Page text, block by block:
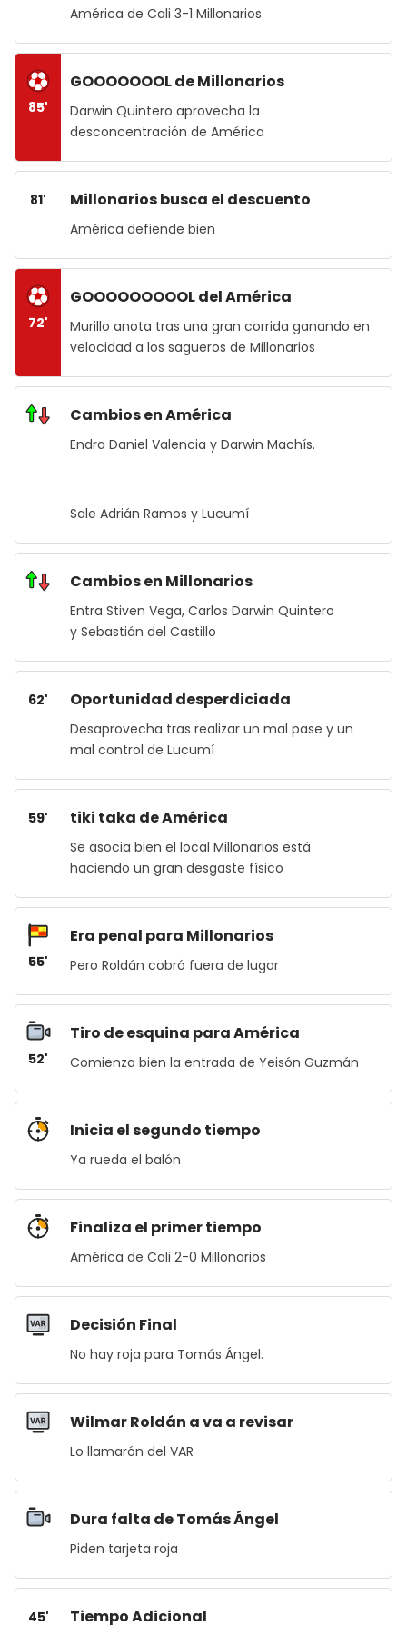
América de Cali 3-1 Millonarios
85'
GOOOOOOOL de Millonarios
Darwin Quintero aprovecha la
desconcentración de América
81' Millonarios busca el descuento
América defiende bien
72'
GOOOOOOOOOL del América
Murillo anota tras una gran corrida ganando en
velocidad a los sagueros de Millonarios
Cambios en América
Endra Daniel Valencia y Darwin Machís.
Sale Adrián Ramos y Lucumí
Cambios en Millonarios
Entra Stiven Vega, Carlos Darwin Quintero
y Sebastián del Castillo
62' Oportunidad desperdiciada
Desaprovecha tras realizar un mal pase y un
mal control de Lucumí
59' tiki taka de América
Se asocia bien el local Millonarios está
haciendo un gran desgaste físico
55'
Era penal para Millonarios
Pero Roldán cobró fuera de lugar
52'
Tiro de esquina para América
Comienza bien la entrada de Yeisón Guzmán
Inicia el segundo tiempo
Ya rueda el balón
Finaliza el primer tiempo
América de Cali 2-0 Millonarios
Decisión Final
No hay roja para Tomás Ángel.
Wilmar Roldán a va a revisar
Lo llamarón del VAR
Dura falta de Tomás Ángel
Piden tarjeta roja
45' Tiempo Adicional